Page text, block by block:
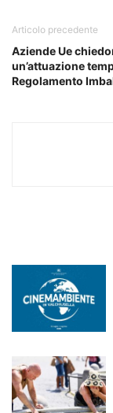
Articolo precedente
Aziende Ue
un’attuazione
Regolamento